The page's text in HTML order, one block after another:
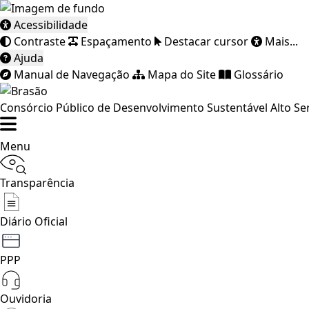
Acessibilidade
Contraste
Espaçamento Destacar cursor
Mais...
Ajuda
Manual de Navegação
Mapa do Site Glossário
Consórcio Público de Desenvolvimento Sustentável Alto
Menu
Transparência
Diário Oficial
PPP
Ouvidoria